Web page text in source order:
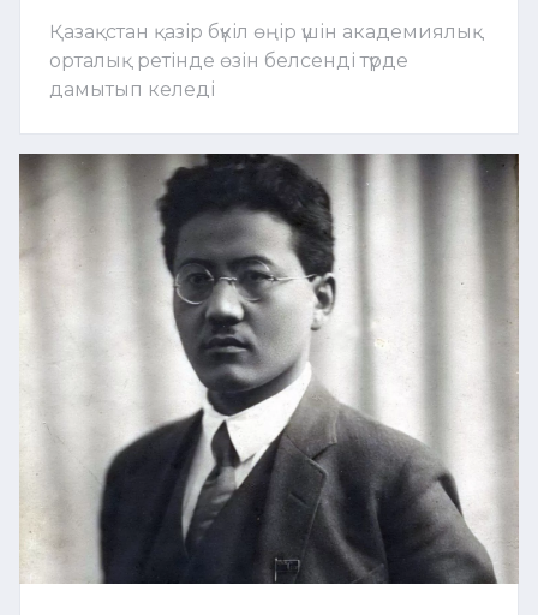
Қазақстан қазір бүкіл өңір үшін академиялық
орталық ретінде өзін белсенді түрде
дамытып келеді